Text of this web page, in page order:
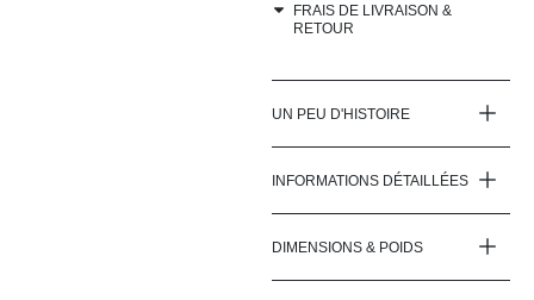
FRAIS DE LIVRAISON &
RETOUR
UN PEU D'HISTOIRE
INFORMATIONS DÉTAILLÉES
DIMENSIONS & POIDS